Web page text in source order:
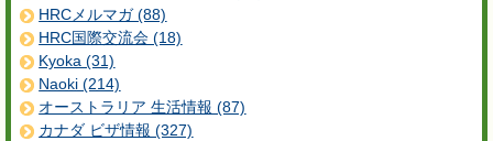
HRCメルマガ (88)
HRC国際交流会 (18)
Kyoka (31)
Naoki (214)
オーストラリア 生活情報 (87)
カナダ ビザ情報 (327)